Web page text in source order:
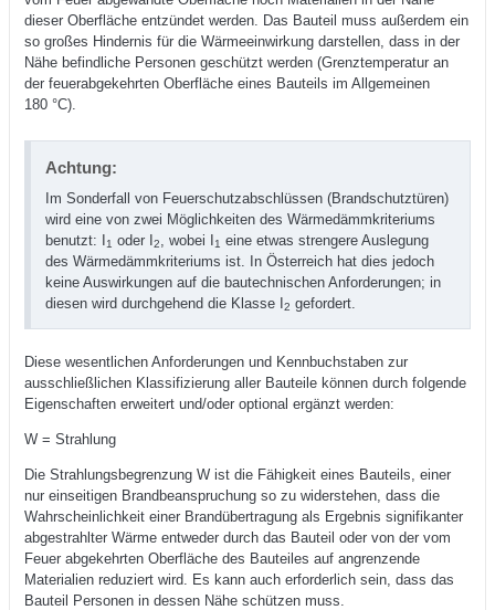
dieser Oberfläche entzündet werden. Das Bauteil muss außerdem ein
so großes Hindernis für die Wärmeeinwirkung darstellen, dass in der
Nähe befindliche Personen geschützt werden (Grenztemperatur an
der feuerabgekehrten Oberfläche eines Bauteils im Allgemeinen
180 °C).
Achtung:
Im Sonderfall von Feuerschutzabschlüssen (Brandschutztüren)
wird eine von zwei Möglichkeiten des Wärmedämmkriteriums
benutzt: I1 oder I2 , wobei I1 eine etwas strengere Auslegung
des Wärmedämmkriteriums ist. In Österreich hat dies jedoch
keine Auswirkungen auf die bautechnischen Anforderungen; in
diesen wird durchgehend die Klasse I2 gefordert.
Diese wesentlichen Anforderungen und Kennbuchstaben zur
ausschließlichen Klassifizierung aller Bauteile können durch folgende
Eigenschaften erweitert und/oder optional ergänzt werden:
W = Strahlung
Die Strahlungsbegrenzung W ist die Fähigkeit eines Bauteils, einer
nur einseitigen Brandbeanspruchung so zu widerstehen, dass die
Wahrscheinlichkeit einer Brandübertragung als Ergebnis signifikanter
abgestrahlter Wärme entweder durch das Bauteil oder von der vom
Feuer abgekehrten Oberfläche des Bauteiles auf angrenzende
Materialien reduziert wird. Es kann auch erforderlich sein, dass das
Bauteil Personen in dessen Nähe schützen muss.